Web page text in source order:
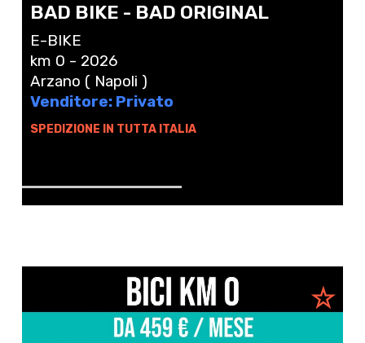
BAD BIKE - BAD ORIGINAL
E-BIKE
km 0 - 2026
Arzano ( Napoli )
Venditore: Privato
SPEDIZIONE IN TUTTA ITALIA